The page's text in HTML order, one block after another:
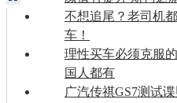
不想追尾？老司机
车！
理性买车必须克服
国人都有
广汽传祺GS7测试